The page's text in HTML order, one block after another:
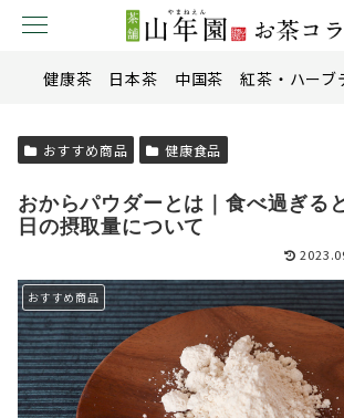
健康茶 日本茶 中国茶 紅茶・ハーブ
おすすめ商品 健康食品
おからパウダーとは｜食べ過ぎる
日の摂取量について
おすすめ商品